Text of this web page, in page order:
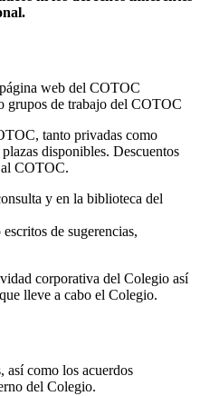
web del COTOC
grupos de trabajo del COTOC
tanto privadas como
disponibles. Descuentos
al COTOC.
y en la biblioteca del
de sugerencias,
corporativa del Colegio así
lleve a cabo el Colegio.
así como los acuerdos
del Colegio.